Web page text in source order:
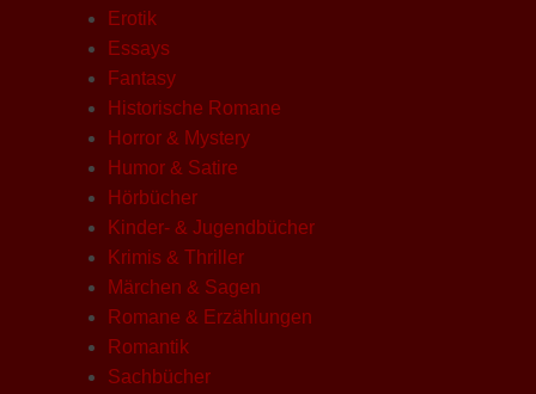
Erotik
Essays
Fantasy
Historische Romane
Horror & Mystery
Humor & Satire
Hörbücher
Kinder- & Jugendbücher
Krimis & Thriller
Märchen & Sagen
Romane & Erzählungen
Romantik
Sachbücher